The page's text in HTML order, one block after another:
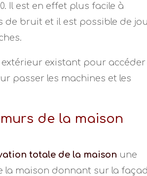
Il est en effet plus facile à
de bruit et il est possible de
existant pour accéder
passer les machines et les
de la maison
totale de la maison une
la maison donnant sur la